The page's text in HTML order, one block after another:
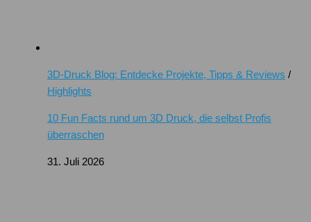
3D-Druck Blog: Entdecke Projekte, Tipps & Reviews /
Highlights
10 Fun Facts rund um 3D Druck, die selbst Profis
überraschen
31. Juli 2026